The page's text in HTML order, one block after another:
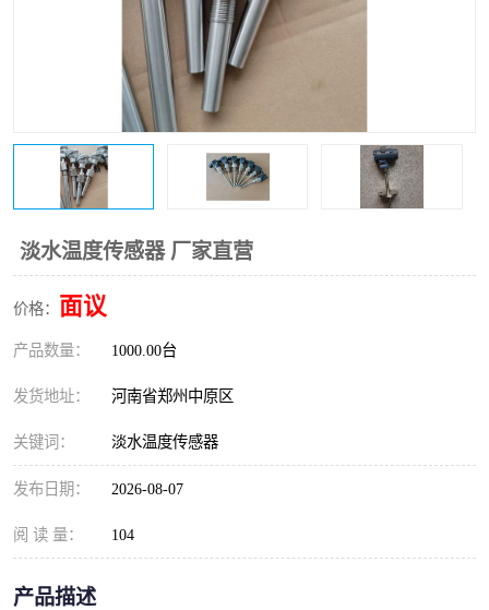
淡水温度传感器 厂家直营
价格： 面议
产品数量： 1000.00台
发货地址： 河南省郑州中原区
关键词： 淡水温度传感器
发布日期： 2026-08-07
阅 读 量： 104
产品描述
测漏仪
锅炉水位计
智能锅炉水位计 电容液位计
流量仪表 加油站液位仪